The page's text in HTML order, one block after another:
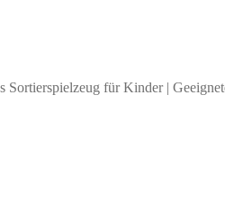
Sortierspielzeug für Kinder |